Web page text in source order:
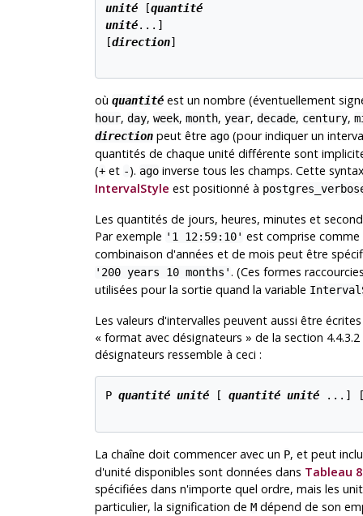
unité [quantité
unité... ]
[direction]
où quantitéest un nombre (éventuellement
hour, day, week, month, year, decade, century,
directionpeut être ago(pour indiquer un
quantités de chaque unité différente sont
(+et -). agoinverse tous les champs. Cette
IntervalStyle est positionné à
Les quantités de jours, heures, minutes et
Par exemple '1 12:59:10' est comprise comme
combinaison d'années et de mois peut être
'200 years 10 months'. (Ces formes
utilisées pour la sortie quand la variable
Les valeurs d'intervalles peuvent aussi être
« format avec désignateurs » de la section
désignateurs ressemble à ceci :
P quantité unité [ quantité unité ... ]
La chaîne doit commencer avec un P, et peut
d'unité disponibles sont données dans Tableau
spécifiées dans n'importe quel ordre, mais les
particulier, la signification de Mdépend de son